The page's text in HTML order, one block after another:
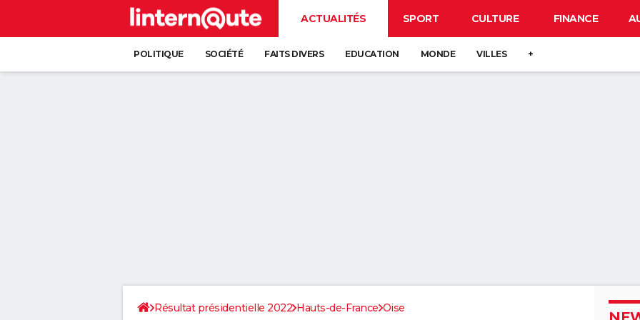
ACTUALITÉS SPORT CULTURE FINANCE
POLITIQUE SOCIÉTÉ FAITS DIVERS EDUCATION MONDE VILLES +
Résultat présidentielle 2022 Hauts-de-France Oise